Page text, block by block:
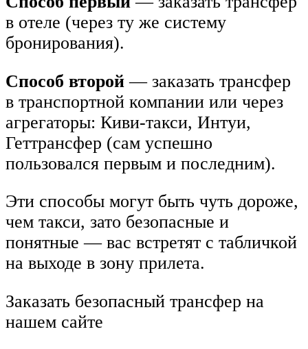
в отеле (через ту же систему
бронирования).
Способ второй — заказать трансфер
в транспортной компании или через
агрегаторы: Киви-такси, Интуи,
Геттрансфер (сам успешно
пользовался первым и последним).
Эти способы могут быть чуть дороже,
чем такси, зато безопасные и
понятные — вас встретят с табличкой
на выходе в зону прилета.
Заказать безопасный трансфер на
нашем сайте